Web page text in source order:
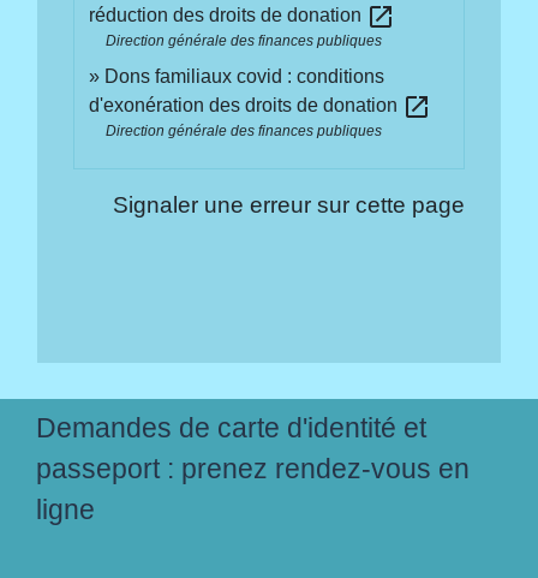
réduction des droits de donation open_in_new
Direction générale des finances publiques
Dons familiaux covid : conditions
d'exonération des droits de donation open_in_new
Direction générale des finances publiques
Signaler une erreur sur cette page
Demandes de carte d'identité et
passeport : prenez rendez-vous en
ligne